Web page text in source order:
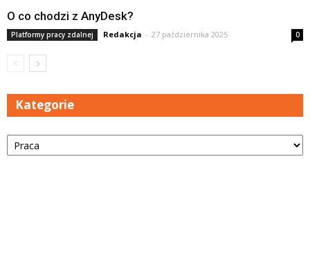
O co chodzi z AnyDesk?
Platformy pracy zdalnej Redakcja - 27 października 2025 0
Kategorie
Kategorie